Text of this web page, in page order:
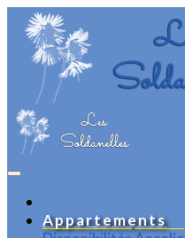
Appartements